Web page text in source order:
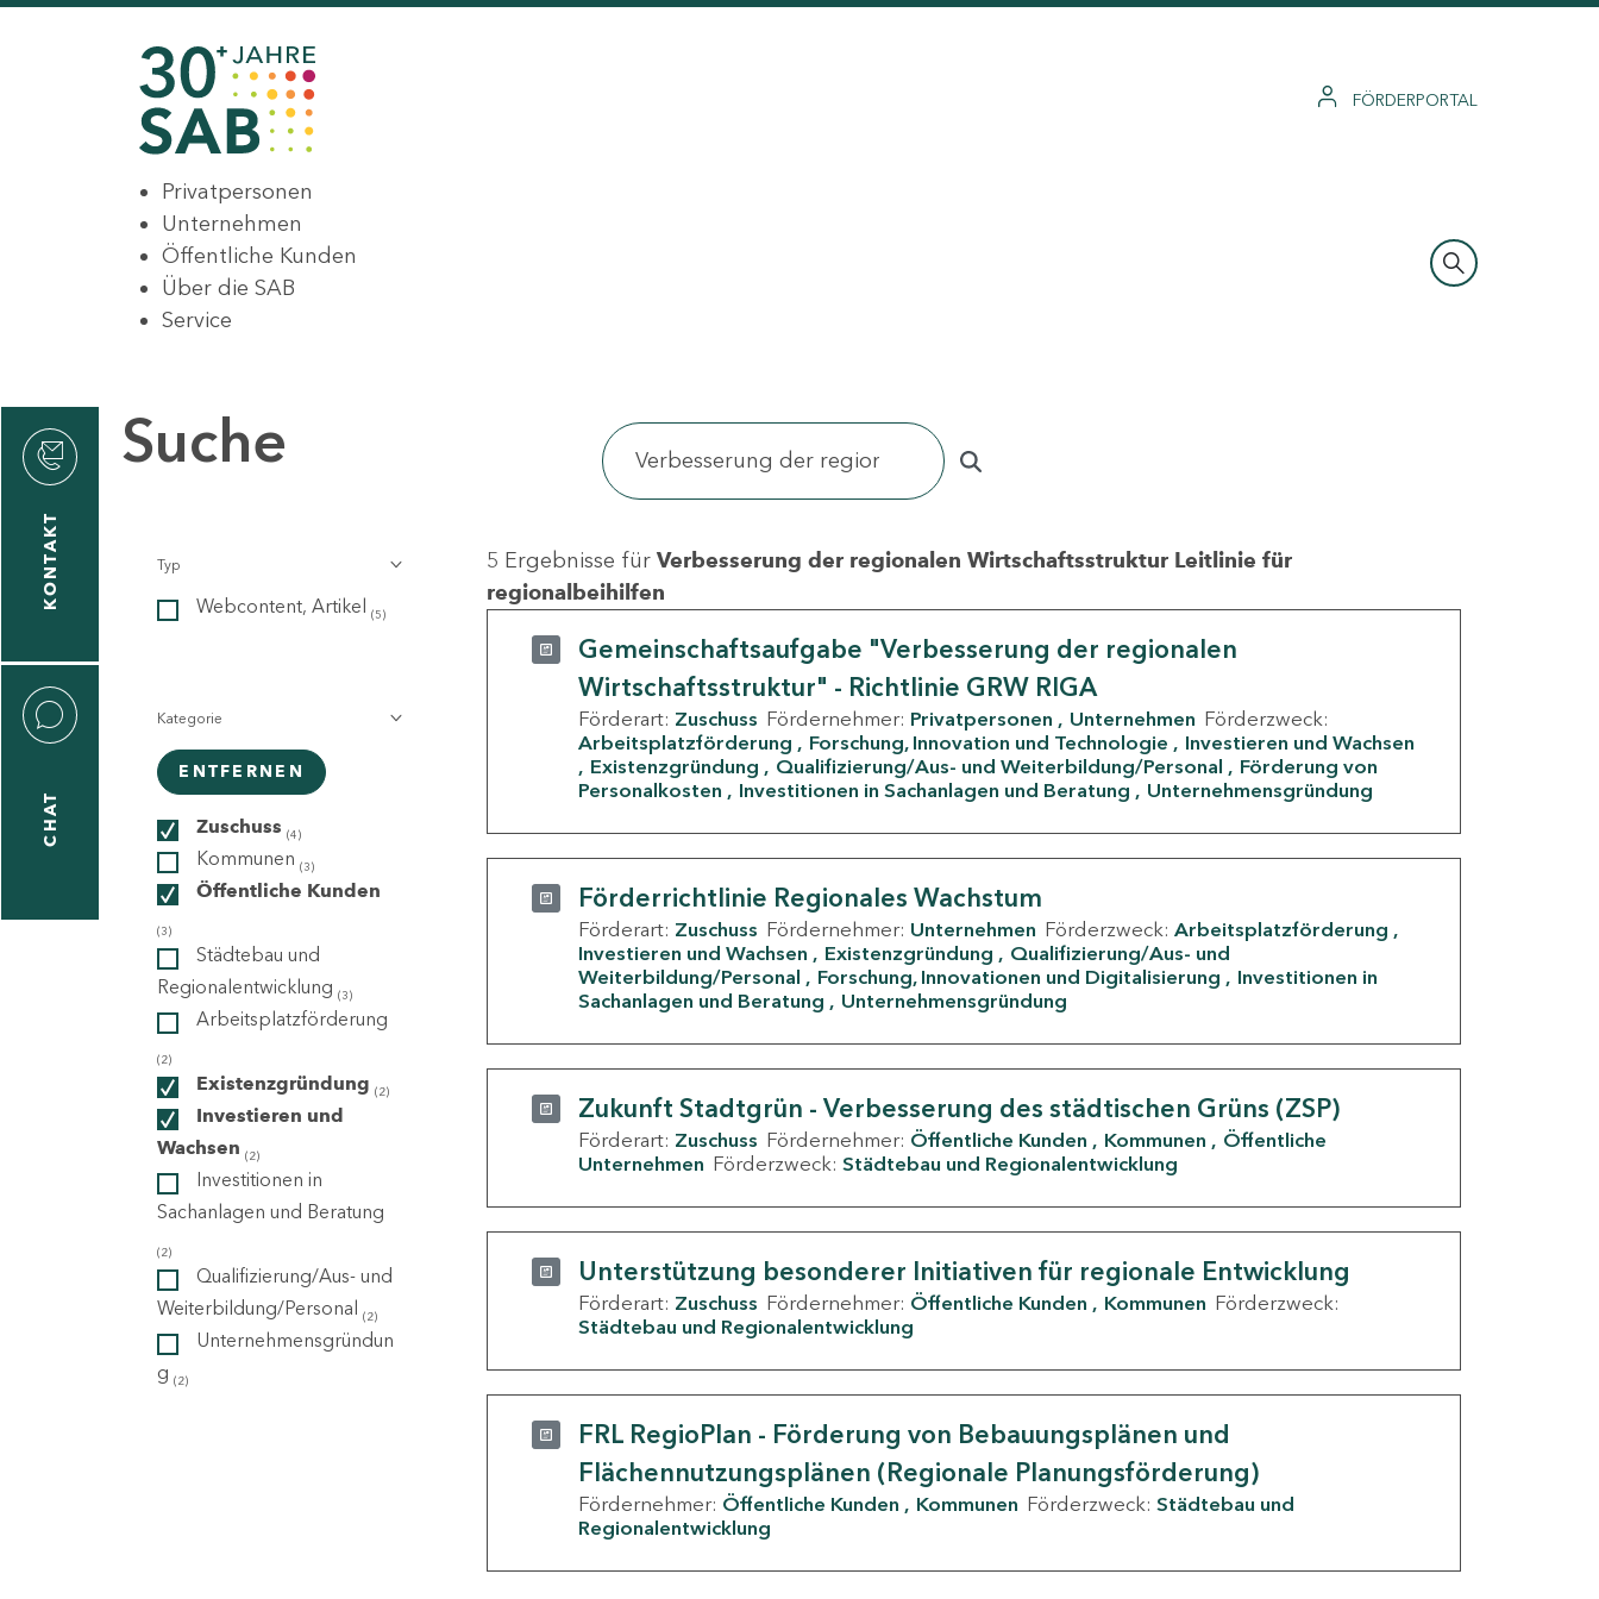
FÖRDERPORTAL
Privatpersonen
Unternehmen
Öffentliche Kunden
Über die SAB
Service
KONTAKT
CHAT
Suche
Typ
Webcontent, Artikel (5)
Kategorie
ENTFERNEN
Zuschuss (4)
Kommunen (3)
Öffentliche Kunden
(3)
Städtebau und
Regionalentwicklung (3)
Arbeitsplatzförderung
(2)
Existenzgründung (2)
Investieren und
Wachsen (2)
Investitionen in
Sachanlagen und Beratung
(2)
Qualifizierung/Aus- und
Weiterbildung/Personal (2)
Unternehmensgründun
g (2)
5 Ergebnisse für Verbesserung der regionalen Wirtschaftsstruktur Leitlinie für
regionalbeihilfen
Gemeinschaftsaufgabe "Verbesserung der regionalen
Wirtschaftsstruktur" - Richtlinie GRW RIGA
Förderart: Zuschuss Fördernehmer: Privatpersonen Unternehmen Förderzweck:
Arbeitsplatzförderung
Forschung, Innovation und Technologie
Investieren und Wachsen
Existenzgründung
Qualifizierung/Aus- und Weiterbildung/Personal
Förderung von
Personalkosten
Investitionen in Sachanlagen und Beratung Unternehmensgründung
Förderrichtlinie Regionales Wachstum
Förderart: Zuschuss Fördernehmer: Unternehmen Förderzweck: Arbeitsplatzförderung
Investieren und Wachsen
Existenzgründung
Qualifizierung/Aus- und
Weiterbildung/Personal
Forschung, Innovationen und Digitalisierung
Investitionen in
Sachanlagen und Beratung
Unternehmensgründung
Zukunft Stadtgrün - Verbesserung des städtischen Grüns (ZSP)
Förderart: Zuschuss Fördernehmer: Öffentliche Kunden Kommunen
Öffentliche
Unternehmen Förderzweck: Städtebau und Regionalentwicklung
Unterstützung besonderer Initiativen für regionale Entwicklung
Förderart: Zuschuss Fördernehmer: Öffentliche Kunden Kommunen Förderzweck:
Städtebau und Regionalentwicklung
FRL RegioPlan - Förderung von Bebauungsplänen und
Flächennutzungsplänen (Regionale Planungsförderung)
Fördernehmer: Öffentliche Kunden Kommunen Förderzweck: Städtebau und
Regionalentwicklung